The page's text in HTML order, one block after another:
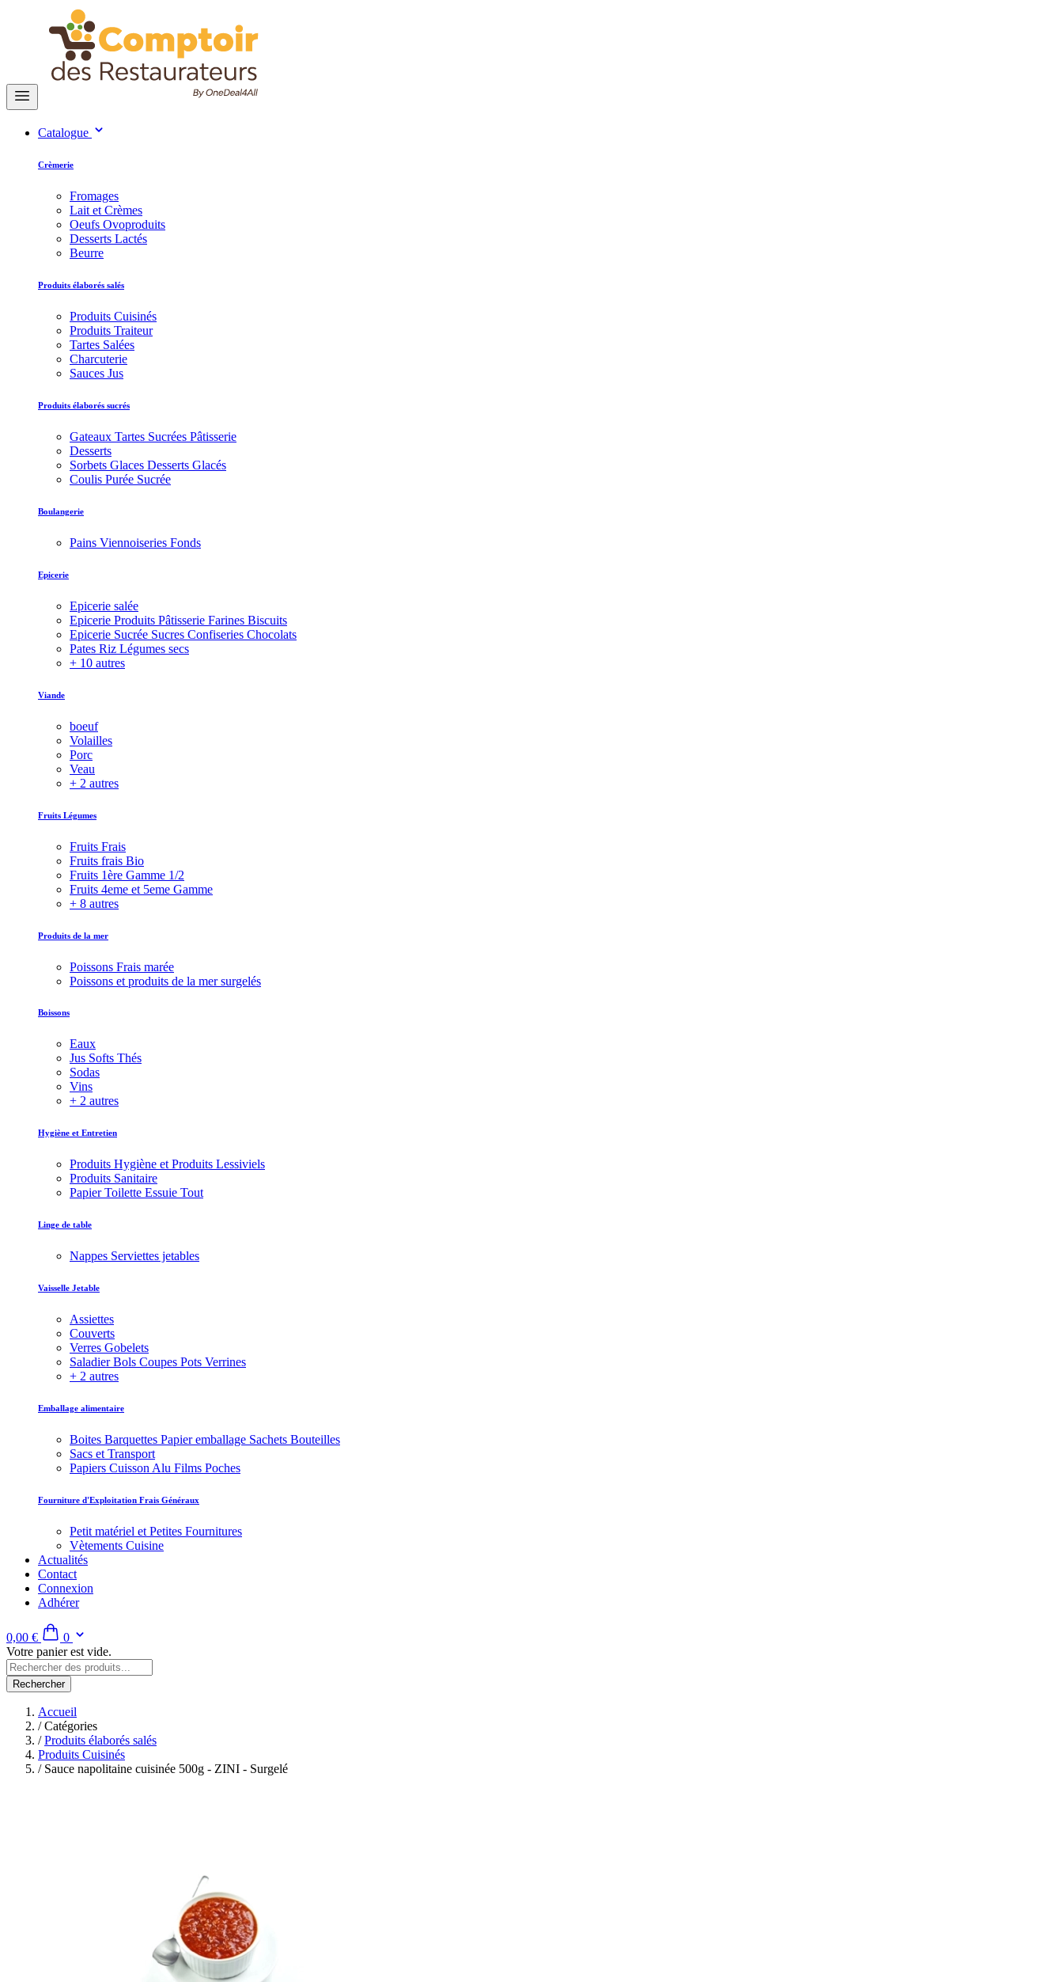
Catalogue
Crèmerie
Fromages
Lait et Crèmes
Oeufs Ovoproduits
Desserts Lactés
Beurre
Produits élaborés salés
Produits Cuisinés
Produits Traiteur
Tartes Salées
Charcuterie
Sauces Jus
Produits élaborés sucrés
Gateaux Tartes Sucrées Pâtisserie
Desserts
Sorbets Glaces Desserts Glacés
Coulis Purée Sucrée
Boulangerie
Pains Viennoiseries Fonds
Epicerie
Epicerie salée
Epicerie Produits Pâtisserie Farines Biscuits
Epicerie Sucrée Sucres Confiseries Chocolats
Pates Riz Légumes secs
+ 10 autres
Viande
boeuf
Volailles
Porc
Veau
+ 2 autres
Fruits Légumes
Fruits Frais
Fruits frais Bio
Fruits 1ère Gamme 1/2
Fruits 4eme et 5eme Gamme
+ 8 autres
Produits de la mer
Poissons Frais marée
Poissons et produits de la mer surgelés
Boissons
Eaux
Jus Softs Thés
Sodas
Vins
+ 2 autres
Hygiène et Entretien
Produits Hygiène et Produits Lessiviels
Produits Sanitaire
Papier Toilette Essuie Tout
Linge de table
Nappes Serviettes jetables
Vaisselle Jetable
Assiettes
Couverts
Verres Gobelets
Saladier Bols Coupes Pots Verrines
+ 2 autres
Emballage alimentaire
Boites Barquettes Papier emballage Sachets Bouteilles
Sacs et Transport
Papiers Cuisson Alu Films Poches
Fourniture d'Exploitation Frais Généraux
Petit matériel et Petites Fournitures
Vètements Cuisine
Actualités
Contact
Connexion
Adhérer
0,00 €
0
Votre panier est vide.
Rechercher
Accueil
/Catégories
/ Produits élaborés salés
Produits Cuisinés
/Sauce napolitaine cuisinée 500g - ZINI - Surgelé